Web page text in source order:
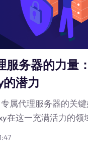
服务器的力量
的潜力
属代理服务器的关
在这一充满活力的领